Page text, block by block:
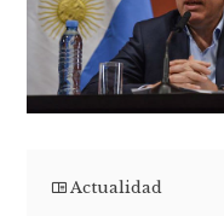
Actualidad